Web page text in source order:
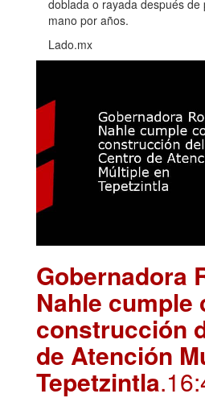
doblada o rayada después de
mano por años.
Lado.mx
Gobernadora
Nahle cumple
construcción
de Atención
Tepetzintla